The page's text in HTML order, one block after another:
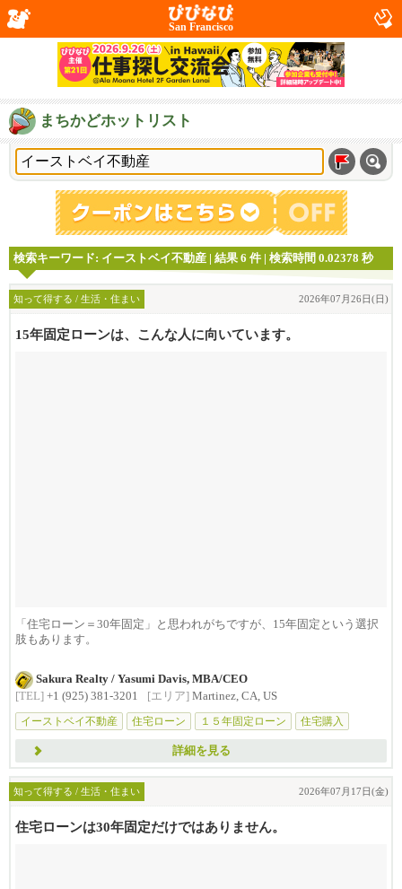
San Francisco
まちかどホットリスト
検索キーワード: イーストベイ不動産 | 結果 6 件 | 検索時間 0.02378 秒
知って得する / 生活・住まい 2026年07月26日(日)
15年固定ローンは、こんな人に向いています。
「住宅ローン＝30年固定」と思われがちですが、15年固定という選択
肢もあります。
毎月の返済額は高くなるこ...
Sakura Realty / Yasumi Davis, MBA/CEO
[TEL] +1 (925) 381-3201 [エリア] Martinez, CA, US
イーストベイ不動産
住宅ローン １５年固定ローン 住宅購入
詳細を見る
知って得する / 生活・住まい 2026年07月17日(金)
住宅ローンは30年固定だけではありません。